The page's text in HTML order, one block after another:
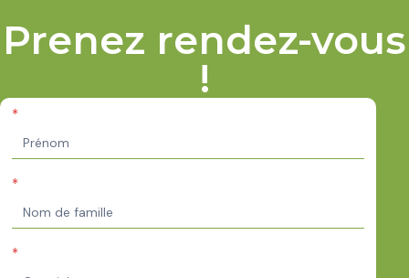
Prenez rendez-vous
!
Appointment
Request FR
*
*
*